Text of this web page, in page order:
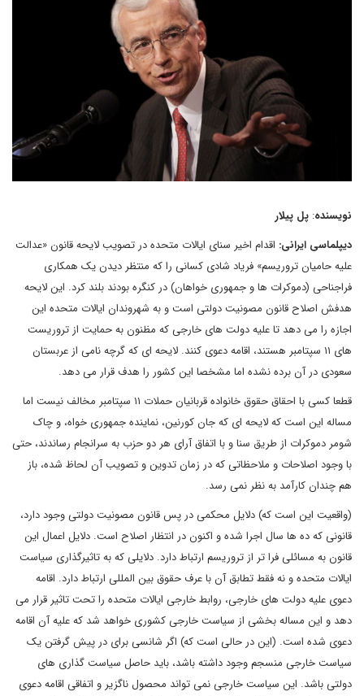
نویسنده: پل پیلار
دیپلماسی ایرانی: اقدام اخیر سنای ایالات متحده در تصویب لایحه قانون «عدالت
علیه حامیان تروریسم» فریاد شادی کسانی را که منتظر دیدن یک همکاری
فراجناحی (دموکرات ها و جمهوری خواهان) در کنگره بودند بلند کرد. این لایحه
هدفش اصلاح قانون مصونیت دولتی است و به شهروندان ایالات متحده این
اجازه را می دهد تا علیه دولت های خارجی که مظنون به حمایت از تروریست
های ۱۱ سپتامبر هستند، اقامه دعوی کنند. لایحه ای که گرچه نامی از عربستان
سعودی در آن برده نشده اما مشخصا این کشور را هدف قرار می دهد.
قطعا کسی با احقاق حقوق خانواده قربانیان حملات ۱۱ سپتامبر مخالف نیست اما
مساله این است که لایحه ای که جان کورنین، نماینده جمهوری خواه، و چاک
شومر دموکرات از طریق سنا و با اتفاق آرای هر دو حزب به سرانجام رساندند، حتی
با وجود اصلاحات و ملاحظاتی که در زمان تدوین و تصویب آن لحاظ شده، باز
هم چندان کارآمد به نظر نمی رسد.
(واقعیت این است که) دلایل محکمی در پس قانون مصونیت دولتی وجود دارد،
قانونی که ده ها سال اجرا شده و اکنون در انتظار اصلاح است. دلایل اعمال این
قانون به مسائلی فرا تر از تروریسم ارتباط دارد. دلایلی که به تاثیرگذاری سیاست
ایالات متحده و نه فقط تطابق آن با عرف حقوق بین المللی ارتباط دارد. اقامه
دعوی علیه دولت های خارجی، روابط خارجی ایالات متحده را تحت تاثیر قرار می
دهد و این مساله بخشی از سیاست خارجی کشوری خواهد شد که علیه آن اقامه
دعوی شده است. (این در حالی است که) اگر شانسی برای در پیش گرفتن یک
سیاست خارجی منسجم وجود داشته باشد، باید حاصل سیاست گذاری های
دولتی باشد. این سیاست خارجی نمی تواند محصول ناگزیر و اتفاقی اقامه دعوی